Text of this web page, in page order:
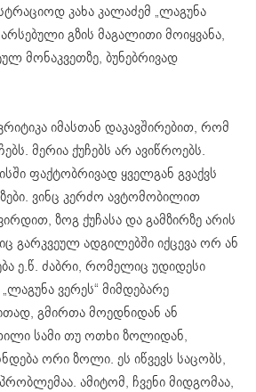
კახა კალაძემ „ლაგუნა
გზის მაგალითი მოიყვანა,
მონაკვეთზე, ბუნებრივად
იმასთან დაკავშირებით, რომ
მერია ქუჩებს არ ავიწროებს.
ფაქტობრივად ყველგან გვაქვს
ვინც კერძო ავტომობილით
ზოგ ქუჩასა და გამზირზე არის
გარკვეულ ადგილებში იქცევა ორ ან
ე.წ. ძაბრი, რომელიც უდიდესი
ვერეს“ მიმდებარე
გმირთა მოედნიდან ან
სამი თუ ოთხი ზოლიდან,
ორი ზოლი. ეს იწვევს საცობს,
ამიტომ, ჩვენი მიდგომაა,